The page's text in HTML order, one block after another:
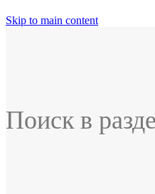
Skip to main content
Поиск в